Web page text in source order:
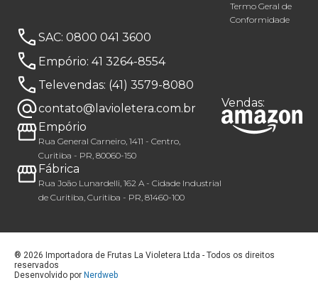
Termo Geral de
Conformidade
SAC: 0800 041 3600
Empório: 41 3264-8554
Televendas: (41) 3579-8080
contato@lavioletera.com.br
Empório
Rua General Carneiro, 1411 - Centro,
Curitiba - PR, 80060-150
Fábrica
Rua João Lunardelli, 162 A - Cidade Industrial
de Curitiba, Curitiba - PR, 81460-100
Vendas:
® 2026 Importadora de Frutas La Violetera Ltda - Todos os direitos
reservados
Desenvolvido por Nerdweb